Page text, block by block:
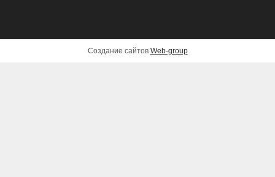
Создание сайтов Web-group